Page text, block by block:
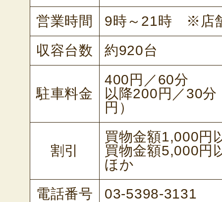
営業時間
9時～21時 ※店
収容台数
約920台
駐車料金
400円／60分
以降200円／30
円）
割引
買物金額1,000円
買物金額5,000
ほか
電話番号
03-5398-3131